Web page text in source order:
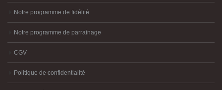
Notre programme de fidélité
Notre programme de parrainage
CGV
Politique de confidentialité